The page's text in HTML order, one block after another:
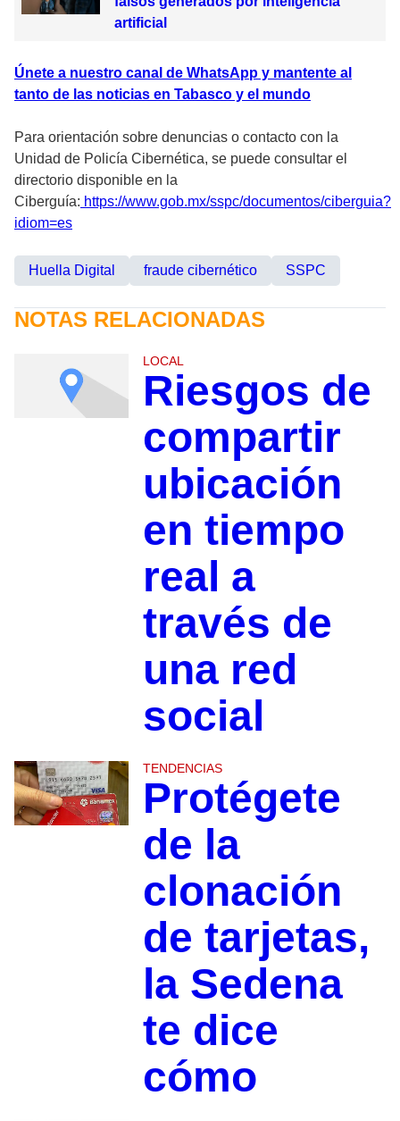
artificial
Únete a nuestro canal de WhatsApp y mantente al
tanto de las noticias en Tabasco y el mundo
Para orientación sobre denuncias o contacto con la
Unidad de Policía Cibernética, se puede consultar el
directorio disponible en la
Ciberguía: https://www.gob.mx/sspc/documentos/ciberguia?
idiom=es
Huella Digital fraude cibernético SSPC
NOTAS RELACIONADAS
LOCAL
Riesgos de
compartir
ubicación
en tiempo
real a
través de
una red
social
TENDENCIAS
Protégete
de la
clonación
de tarjetas,
la Sedena
te dice
cómo